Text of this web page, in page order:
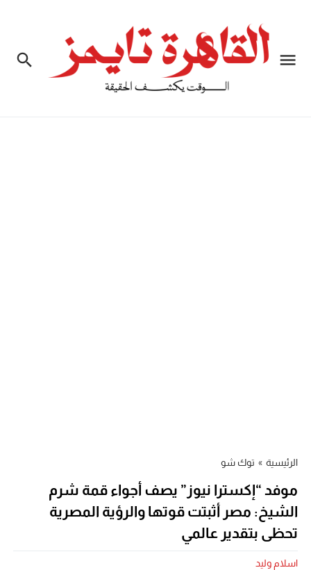
الرئيسية » توك شو
موفد “إكسترا نيوز” يصف أجواء قمة شرم
الشيخ: مصر أثبتت قوتها والرؤية المصرية
تحظى بتقدير عالمي
اسلام وليد